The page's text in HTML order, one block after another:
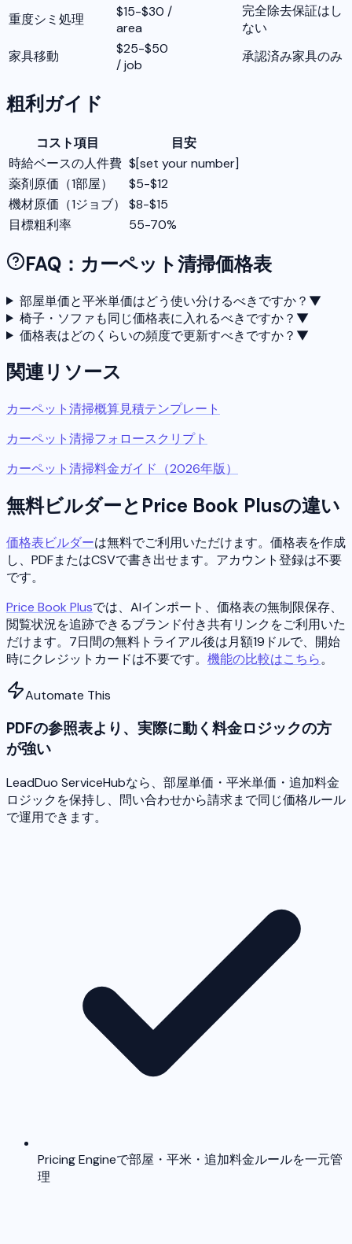
重度シミ処理
$15-$30 /
area
完全除去保証はし
ない
家具移動
$25-$50
/ job
承認済み家具のみ
粗利ガイド
コスト項目
目安
時給ベースの人件費 $[set your number]
薬剤原価（1部屋）
$5-$12
機材原価（1ジョブ）
$8-$15
目標粗利率
55-70%
FAQ：カーペット清掃価格表
部屋単価と平米単価はどう使い分けるべきですか？ ▼
椅子・ソファも同じ価格表に入れるべきですか？ ▼
価格表はどのくらいの頻度で更新すべきですか？ ▼
関連リソース
カーペット清掃概算見積テンプレート
カーペット清掃フォロースクリプト
カーペット清掃料金ガイド（2026年版）
無料ビルダーとPrice Book Plusの違い
価格表ビルダーは無料でご利用いただけます。価格表を作成
し、PDFまたはCSVで書き出せます。アカウント登録は不要
です。
Price Book Plusでは、AIインポート、価格表の無制限保存、
閲覧状況を追跡できるブランド付き共有リンクをご利用いた
だけます。7日間の無料トライアル後は月額19ドルで、開始
時にクレジットカードは不要です。 機能の比較はこちら。
Automate This
PDFの参照表より、実際に動く料金ロジックの方
が強い
LeadDuo ServiceHubなら、部屋単価・平米単価・追加料金
ロジックを保持し、問い合わせから請求まで同じ価格ルール
で運用できます。
Pricing Engineで部屋・平米・追加料金ルールを一元管
理